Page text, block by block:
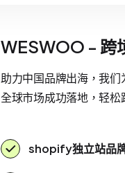
WESWOO - 跨
助力中国品牌出海，我
全球市场成功落地，轻松
shopify独立站品